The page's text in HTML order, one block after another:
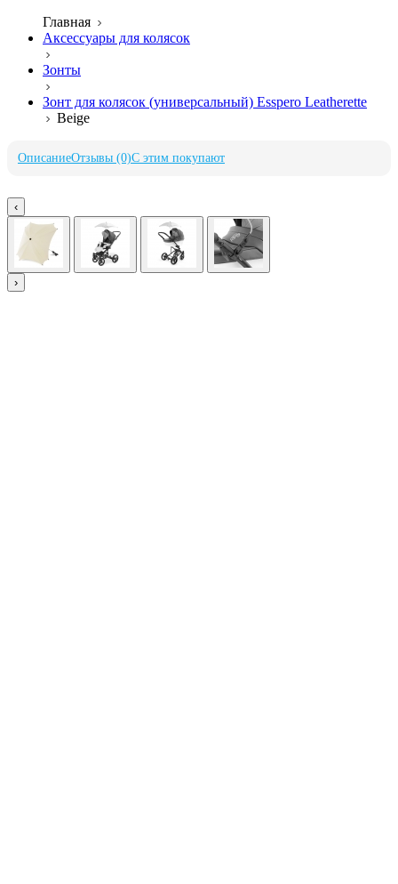
Главная
Аксессуары для колясок
Зонты
Зонт для колясок (универсальный) Esspero Leatherette
Beige
ОписаниеОтзывы (0)С этим покупают
‹
›